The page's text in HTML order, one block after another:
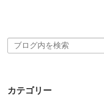
カテゴリー